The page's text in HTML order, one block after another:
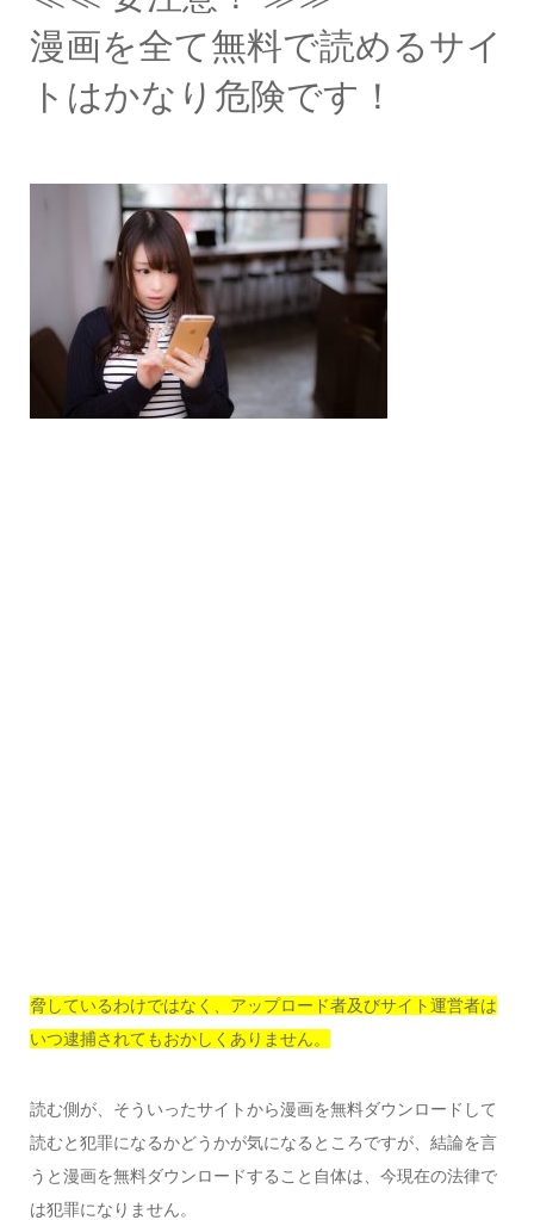
漫画を全て無料で読めるサイ
トはかなり危険です！
脅しているわけではなく、アップロード者及びサイト運営者は
いつ逮捕されてもおかしくありません。
読む側が、そういったサイトから漫画を無料ダウンロードして
読むと犯罪になるかどうかが気になるところですが、結論を言
うと漫画を無料ダウンロードすること自体は、今現在の法律で
は犯罪になりません。